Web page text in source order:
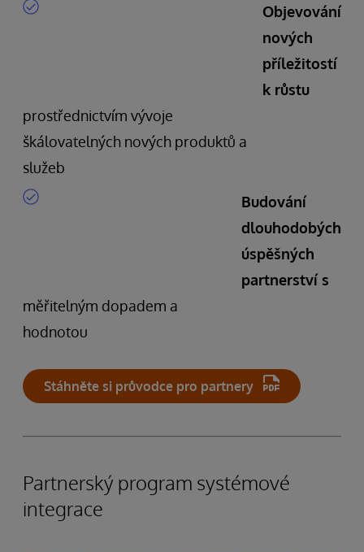
Objevování
nových
příležitostí
k růstu
prostřednictvím vývoje
škálovatelných nových produktů a
služeb
Budování
dlouhodobých
úspěšných
partnerství s
měřitelným dopadem a
hodnotou
Stáhněte si průvodce pro partnery
Partnerský program systémové
integrace